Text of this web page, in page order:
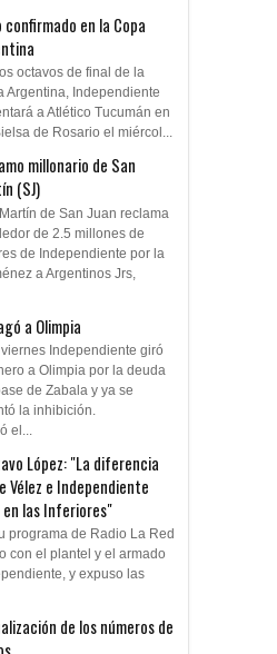
confirmado en la Copa
octavos de final de la
Argentina, Independiente
a Atlético Tucumán en
de Rosario el miércol...
millonario de San
(SJ)
de San Juan reclama
de 2.5 millones de
de Independiente por la
a Argentinos Jrs,
a Olimpia
viernes Independiente giró
a Olimpia por la deuda
de Zabala y ya se
la inhibición.
el...
López: "La diferencia
Vélez e Independiente
las Inferiores"
programa de Radio La Red
con el plantel y el armado
y expuso las
de los números de